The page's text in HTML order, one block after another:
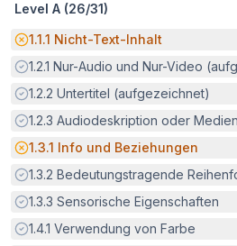
Level A (26/31)
Potenzielle Barriere:
1.1.1 Nicht-Text-Inhalt
Erfüllt:
1.2.1 Nur-Audio und Nur-Video
Erfüllt:
1.2.2 Untertitel (aufgezeichnet)
Erfüllt:
1.2.3 Audiodeskription oder
Potenzielle Barriere:
1.3.1 Info und Beziehungen
Erfüllt:
1.3.2 Bedeutungstragende
Erfüllt:
1.3.3 Sensorische Eigenschaften
Erfüllt:
1.4.1 Verwendung von Farbe